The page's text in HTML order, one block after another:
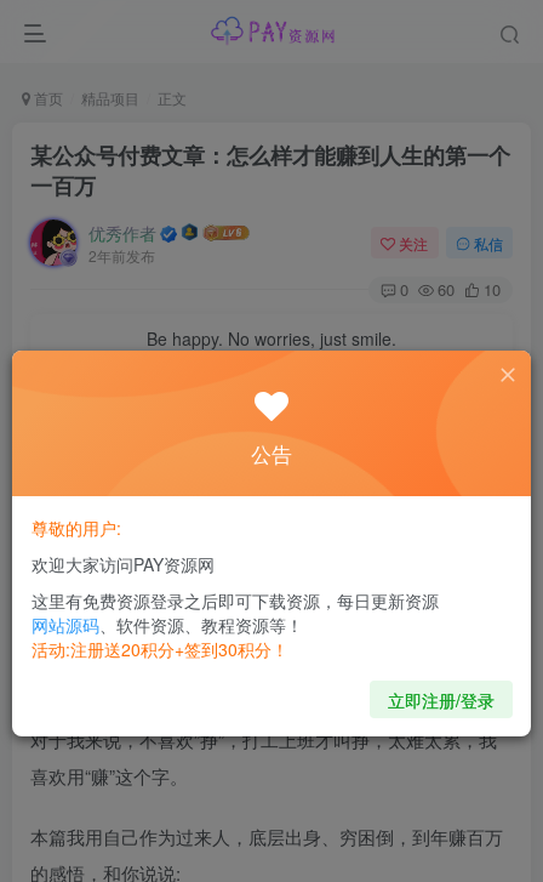
首页 精品项目 正文
某公众号付费文章：怎么样才能赚到人生的第一个
一百万
优秀作者
2年前发布
关注 私信
0 60 10
Be happy. No worries, just smile.
陈晶思索好一会儿，然后说出了以上几个字。我很能理解她
的内心波动，因为她也是普通父母，应该没有挣到过100
万。
她自己取得如此成就，完全就是白手起家靠自己。
对于我来说，不喜欢”挣”，打工上班才叫挣，太难太累，我
喜欢用“赚”这个字。
本篇我用自己作为过来人，底层出身、穷困倒，到年赚百万
的感悟，和你说说:
公告
尊敬的用户:
欢迎大家访问PAY资源网
这里有免费资源登录之后即可下载资源，每日更新资源
网站源码、软件资源、教程资源等！
活动:注册送20积分+签到30积分！
立即注册/登录